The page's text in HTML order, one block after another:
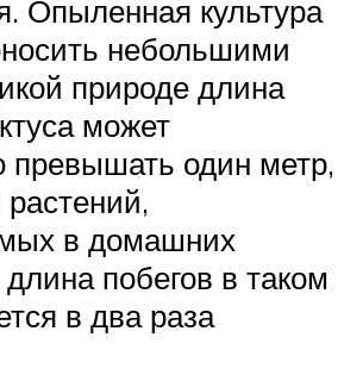
Опыленная культура
небольшими
природе длина
может
превышать один метр,
растений,
в домашних
побегов в таком
в два раза